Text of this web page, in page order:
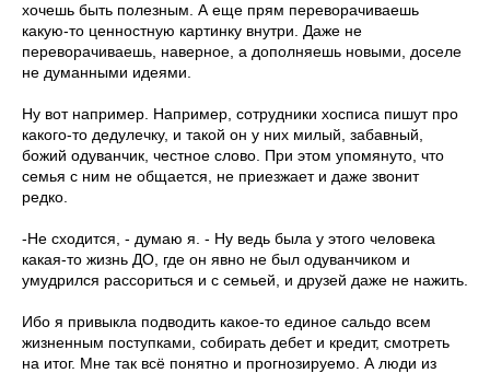
хочешь быть полезным. А еще прям переворачиваешь
какую-то ценностную картинку внутри. Даже не
переворачиваешь, наверное, а дополняешь новыми, доселе
не думанными идеями.
Ну вот например. Например, сотрудники хосписа пишут про
какого-то дедулечку, и такой он у них милый, забавный,
божий одуванчик, честное слово. При этом упомянуто, что
семья с ним не общается, не приезжает и даже звонит
редко.
-Не сходится, - думаю я. - Ну ведь была у этого человека
какая-то жизнь ДО, где он явно не был одуванчиком и
умудрился рассориться и с семьей, и друзей даже не нажить.
Ибо я привыкла подводить какое-то единое сальдо всем
жизненным поступками, собирать дебет и кредит, смотреть
на итог. Мне так всё понятно и прогнозируемо. А люди из